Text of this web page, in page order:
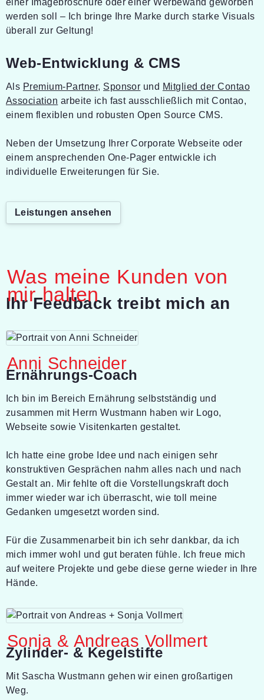
einer Imagebroschüre oder einer Werbewand geworben
werden soll – Ich bringe Ihre Marke durch starke Visuals
überall zur Geltung!
Web-Entwicklung & CMS
Als Premium-Partner, Sponsor und Mitglied der Contao
Association arbeite ich fast ausschließlich mit Contao,
einem flexiblen und robusten Open Source CMS.
Neben der Umsetzung Ihrer Corporate Webseite oder
einem ansprechenden One-Pager entwickle ich
individuelle Erweiterungen für Sie.
Leistungen ansehen
Was meine Kunden von
mir halten
-
Ihr Feedback treibt mich an
Anni Schneider
Ernährungs-Coach
Ich bin im Bereich Ernährung selbstständig und
zusammen mit Herrn Wustmann haben wir Logo,
Webseite sowie Visitenkarten gestaltet.
Ich hatte eine grobe Idee und nach einigen sehr
konstruktiven Gesprächen nahm alles nach und nach
Gestalt an. Mir fehlte oft die Vorstellungskraft doch
immer wieder war ich überrascht, wie toll meine
Gedanken umgesetzt worden sind.
Für die Zusammenarbeit bin ich sehr dankbar, da ich
mich immer wohl und gut beraten fühle. Ich freue mich
auf weitere Projekte und gebe diese gerne wieder in Ihre
Hände.
Sonja & Andreas Vollmert
Zylinder- & Kegelstifte
Mit Sascha Wustmann gehen wir einen großartigen
Weg.